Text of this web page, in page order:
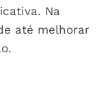
Na
até melhorar